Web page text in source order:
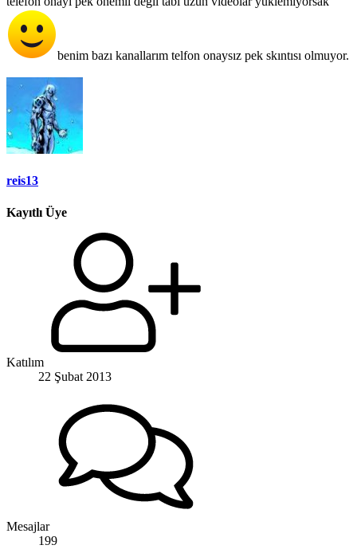
benim bazı kanallarım telfon onaysız pek skıntısı olmuyor.
reis13
Kayıtlı Üye
Katılım
22 Şubat 2013
Mesajlar
199